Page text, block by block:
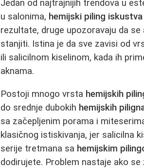
Jedan od najtrajnijih trendova u
u salonima, hemijski piling iskustva
rezultate, druge upozoravaju da se
stanjiti. Istina je da sve zavisi od
ili salicilnom kiselinom, kada ih
aknama.
Postoji mnogo vrsta hemijskih
do srednje dubokih hemijskih
sa začepljenim porama i
klasičnog istiskivanja, jer salicilna
serije tretmana sa hemijskim
dodirujete. Problem nastaje ako